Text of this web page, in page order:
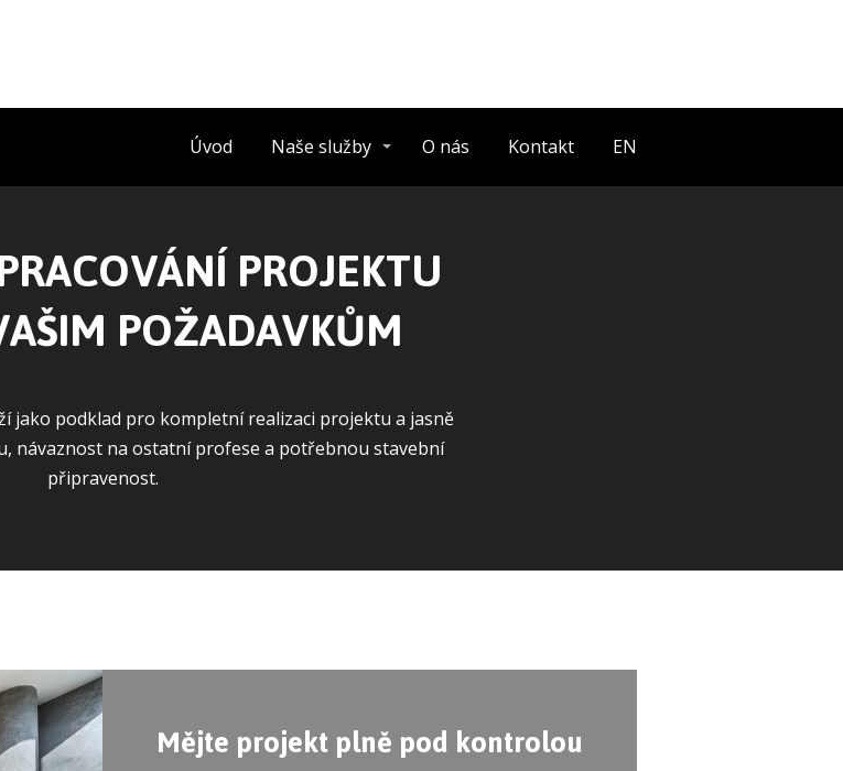
Úvod Naše služby O nás Kontakt EN
PROJEKTU
POŽADAVKŮM
jako podklad pro kompletní realizaci projektu a jasně
návaznost na ostatní profese a potřebnou stavební
připravenost.
Mějte projekt plně pod kontrolou